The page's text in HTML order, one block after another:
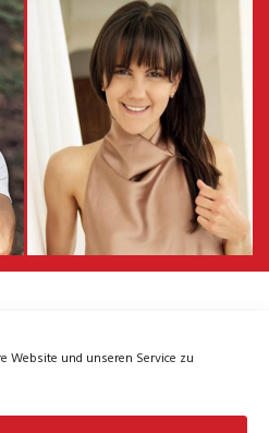
Website und unseren Service zu
Tina Halder
Tina Halder ist seit 9 Jahren
Gesundheitsexpertin für Frauen.
Die 2-fache Autorin und
Podcasterin unterstützt Frauen
dabei, Expertinnen ihres Körpers zu
werden und dadurch ihren
Wohlfühlkörper zu erreichen. 170K+
Frauen begeistert sie täglich über
YouTube mit ihren kostenlosen
Workout Programmen.
AWARDSEITE